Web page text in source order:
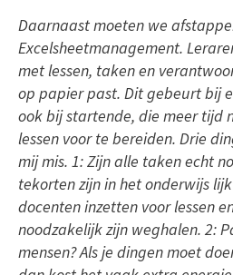
Daarnaast moeten we
Excelsheetmanagement.
met lessen, taken en
op papier past. Dit gebeurt bij
ook bij startende, die meer tijd
lessen voor te bereiden. Drie
mij mis. 1: Zijn alle taken echt
tekorten zijn in het onderwijs
docenten inzetten voor lessen
noodzakelijk zijn weghalen. 2:
mensen? Als je dingen moet